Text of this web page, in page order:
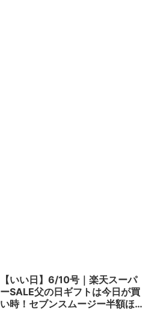
【いい日】6/10号｜楽天スーパ
ーSALE父の日ギフトは今日が買
い時！セブンスムージー半額ほか